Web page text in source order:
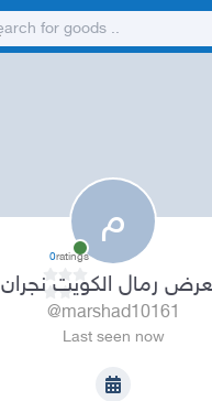
م
0ratings
رمال الكويت نجران
@marshad10161
Last seen now